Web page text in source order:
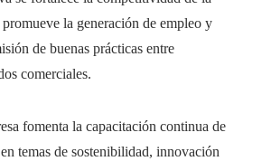
la generación de empleo y
de buenas prácticas entre
comerciales.
fomenta la capacitación continua de
temas de sostenibilidad, innovación